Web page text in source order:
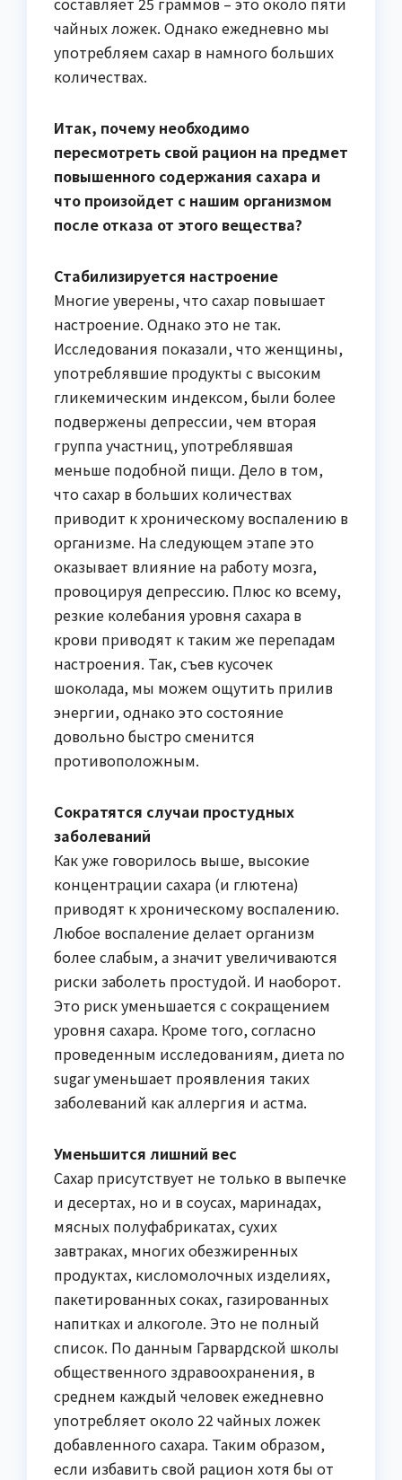
чайных ложек. Однако ежедневно мы
употребляем сахар в намного больших
количествах.
Итак, почему необходимо
пересмотреть свой рацион на предмет
повышенного содержания сахара и
что произойдет с нашим организмом
после отказа от этого вещества?
Стабилизируется настроение
Многие уверены, что сахар повышает
настроение. Однако это не так.
Исследования показали, что женщины,
употреблявшие продукты с высоким
гликемическим индексом, были более
подвержены депрессии, чем вторая
группа участниц, употреблявшая
меньше подобной пищи. Дело в том,
что сахар в больших количествах
приводит к хроническому воспалению в
организме. На следующем этапе это
оказывает влияние на работу мозга,
провоцируя депрессию. Плюс ко всему,
резкие колебания уровня сахара в
крови приводят к таким же перепадам
настроения. Так, съев кусочек
шоколада, мы можем ощутить прилив
энергии, однако это состояние
довольно быстро сменится
противоположным.
Сократятся случаи простудных
заболеваний
Как уже говорилось выше, высокие
концентрации сахара (и глютена)
приводят к хроническому воспалению.
Любое воспаление делает организм
более слабым, а значит увеличиваются
риски заболеть простудой. И наоборот.
Это риск уменьшается с сокращением
уровня сахара. Кроме того, согласно
проведенным исследованиям, диета no
sugar уменьшает проявления таких
заболеваний как аллергия и астма.
Уменьшится лишний вес
Сахар присутствует не только в выпечке
и десертах, но и в соусах, маринадах,
мясных полуфабрикатах, сухих
завтраках, многих обезжиренных
продуктах, кисломолочных изделиях,
пакетированных соках, газированных
напитках и алкоголе. Это не полный
список. По данным Гарвардской школы
общественного здравоохранения, в
среднем каждый человек ежедневно
употребляет около 22 чайных ложек
добавленного сахара. Таким образом,
если избавить свой рацион хотя бы от